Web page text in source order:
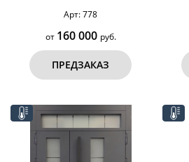
Арт: 778
от 160 000 руб.
ПРЕДЗАКАЗ